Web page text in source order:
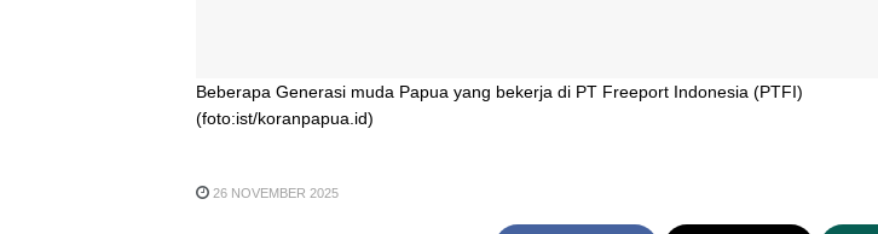
Beberapa Generasi muda Papua yang bekerja di PT Freeport Indonesia (PTFI)
(foto:ist/koranpapua.id)
26 NOVEMBER 2025